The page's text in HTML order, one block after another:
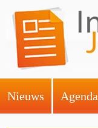
Nieuws Agenda